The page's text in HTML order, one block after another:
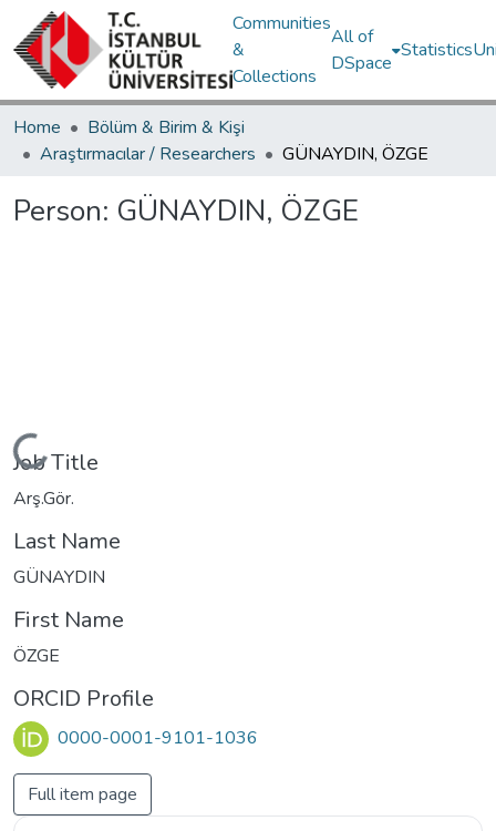
Communities
&
Collections
All of
DSpace
Statistics
Home
Bölüm & Birim & Kişi
Araştırmacılar / Researchers
GÜNAYDIN, ÖZGE
Person: GÜNAYDIN, ÖZGE
Job Title
Arş.Gör.
Last Name
GÜNAYDIN
First Name
ÖZGE
ORCID Profile
0000-0001-9101-1036
Full item page